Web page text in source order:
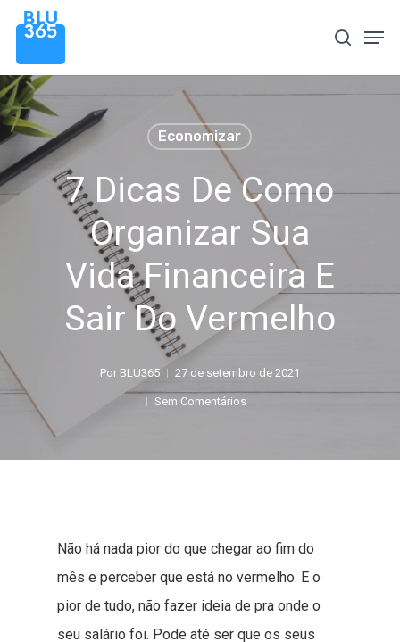
Pular
para
conteúdo
principal
procura
Economizar
7 Dicas De Como
Organizar Sua
Vida Financeira E
Sair Do Vermelho
Por BLU365 27 de setembro de 2021
Sem Comentários
Não há nada pior do que chegar ao fim do
mês e perceber que está no vermelho. E o
pior de tudo, não fazer ideia de pra onde o
seu salário foi. Pode até ser que os seus